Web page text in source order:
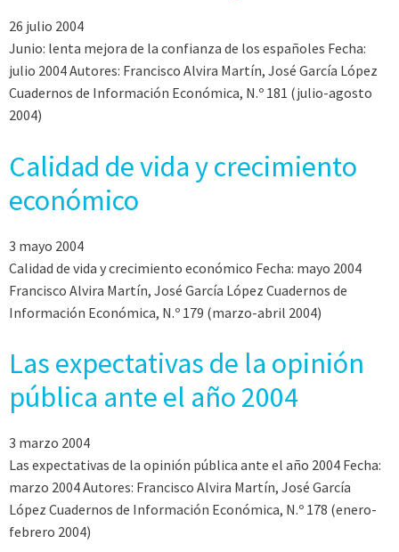
26 julio 2004
Junio: lenta mejora de la confianza de los españoles Fecha:
julio 2004 Autores: Francisco Alvira Martín, José García López
Cuadernos de Información Económica, N.º 181 (julio-agosto
2004)
Calidad de vida y crecimiento
económico
3 mayo 2004
Calidad de vida y crecimiento económico Fecha: mayo 2004
Francisco Alvira Martín, José García López Cuadernos de
Información Económica, N.º 179 (marzo-abril 2004)
Las expectativas de la opinión
pública ante el año 2004
3 marzo 2004
Las expectativas de la opinión pública ante el año 2004 Fecha:
marzo 2004 Autores: Francisco Alvira Martín, José García
López Cuadernos de Información Económica, N.º 178 (enero-
febrero 2004)